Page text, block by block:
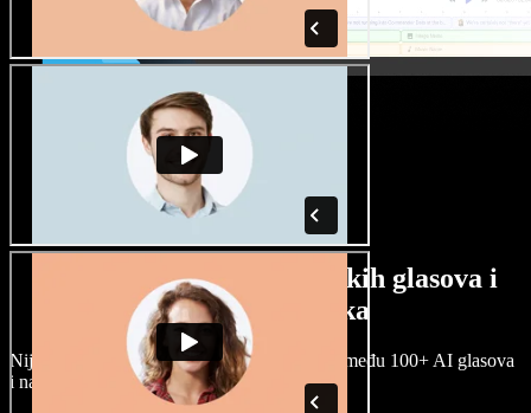
Veliki izbor muških i ženskih glasova i
raznih naglasaka
Nijedan projekt ne mora zvučati isto. Birajte među 100+ AI glasova
i naglasaka i prilagodite ih sebi.